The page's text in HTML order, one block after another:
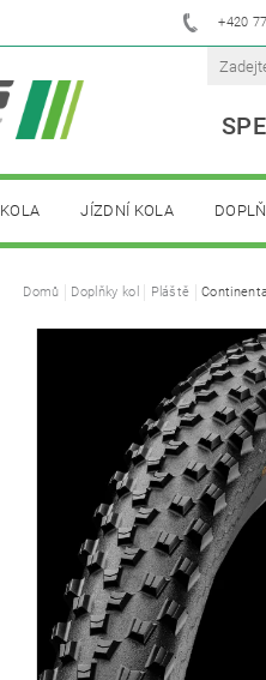
+420
JÍZDNÍ KOLA
Domů Doplňky kol Pláště